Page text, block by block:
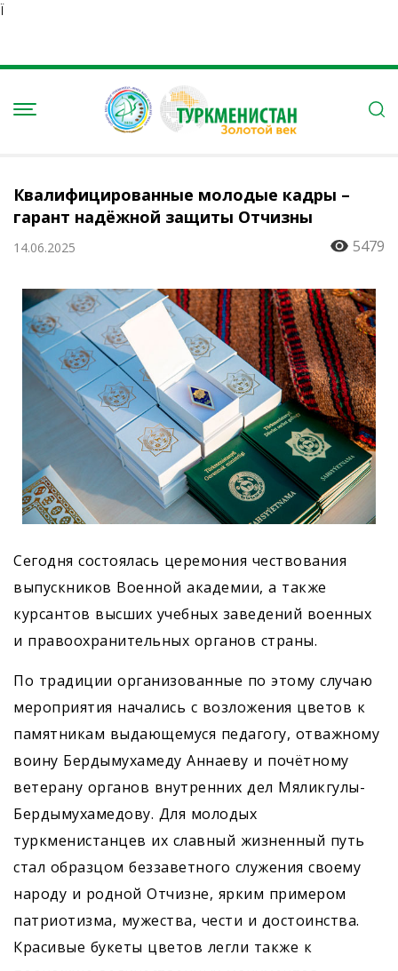
Ï
Квалифицированные молодые кадры –
гарант надёжной защиты Отчизны
14.06.2025 5479
Сегодня состоялась церемония чествования
выпускников Военной академии, а также
курсантов высших учебных заведений военных
и правоохранительных органов страны.
По традиции организованные по этому случаю
мероприя­тия начались с возложения цветов к
памятникам выдающемуся педагогу, отважному
воину ­Бердымухамеду Аннаеву и почётному
ветерану органов внутренних дел Мяликгулы­
Бердымухамедову. Для молодых
туркменистанцев их славный жизненный путь
стал образцом беззаветного служения своему
народу и родной Отчизне, ярким примером
патриотизма, мужества, чести и достоинства.
Красивые букеты цветов легли также к